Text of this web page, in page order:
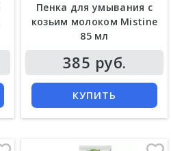
Пенка для умывания с
козьим молоком Mistine
85 мл
385 руб.
КУПИТЬ